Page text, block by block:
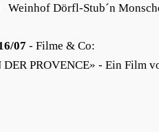
Weinhof Dörfl-Stub´n
07 - Filme & Co:
PROVENCE» - Ein Film